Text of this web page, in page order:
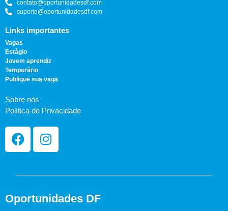
contato@oportunidadesdf.com
suporte@oportunidadesdf.com
Links importantes
Vagas
Estágio
Jovem aprendiz
Temporário
Publique sua vaga
Sobre nós
Política de Privacidade
Oportunidades DF